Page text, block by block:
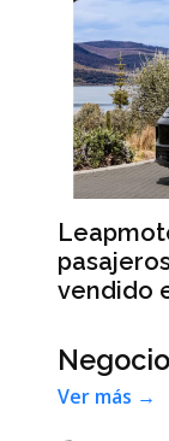
vendido
Ver más →